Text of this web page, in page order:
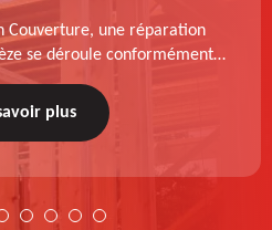
Couverture, une réparation
se déroule conformément
au prélable, choix de la
test après remise en état.
plus